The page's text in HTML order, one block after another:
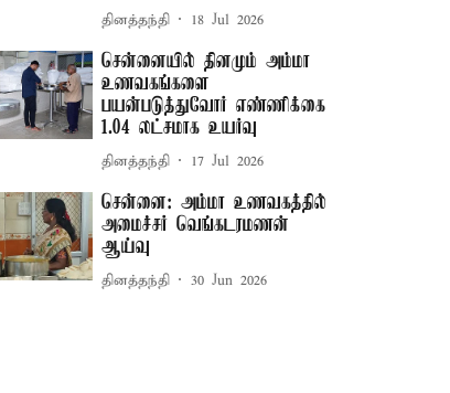
தினத்தந்தி 18 Jul 2026
சென்னையில் தினமும் அம்மா
உணவகங்களை
பயன்படுத்துவோர் எண்ணிக்கை
1.04 லட்சமாக உயர்வு
தினத்தந்தி 17 Jul 2026
சென்னை: அம்மா உணவகத்தில்
அமைச்சர் வெங்கடரமணன்
ஆய்வு
தினத்தந்தி 30 Jun 2026